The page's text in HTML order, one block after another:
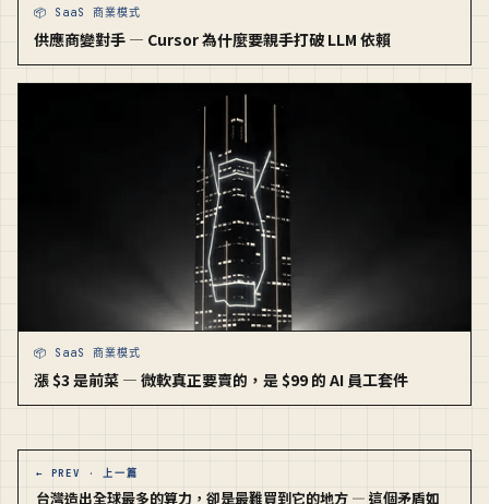
📦 SaaS 商業模式
供應商變對手 — Cursor 為什麼要親手打破 LLM 依賴
📦 SaaS 商業模式
漲 $3 是前菜 — 微軟真正要賣的，是 $99 的 AI 員工套件
← PREV · 上一篇
台灣造出全球最多的算力，卻是最難買到它的地方 — 這個矛盾如